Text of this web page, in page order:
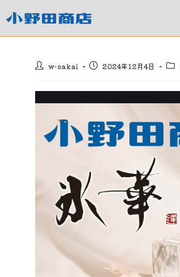
ン
投
w-sakai
投
開
日:
2024年12月4日
投
テ
ゴ
ー: